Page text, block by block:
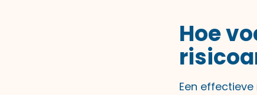
Hoe
Een